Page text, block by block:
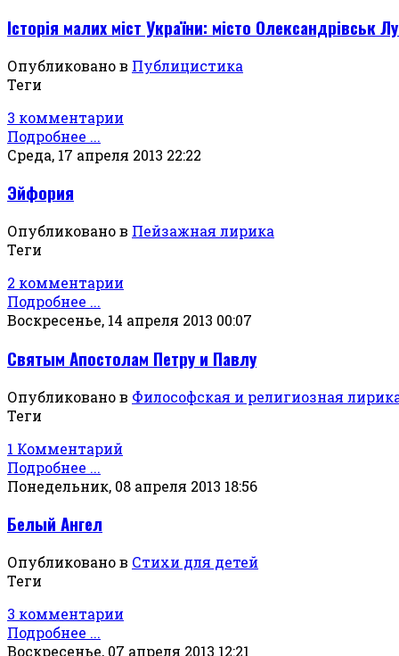
Історія малих міст України: місто Олександрівськ
Опубликовано в Публицистика
Теги
3 комментарии
Подробнее ...
Среда, 17 апреля 2013 22:22
Эйфория
Опубликовано в Пейзажная лирика
Теги
2 комментарии
Подробнее ...
Воскресенье, 14 апреля 2013 00:07
Святым Апостолам Петру и Павлу
Опубликовано в Философская и религиозная
Теги
1 Комментарий
Подробнее ...
Понедельник, 08 апреля 2013 18:56
Белый Ангел
Опубликовано в Стихи для детей
Теги
3 комментарии
Подробнее ...
Воскресенье, 07 апреля 2013 12:21